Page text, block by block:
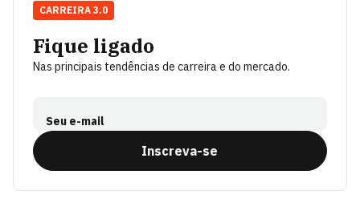
Fique ligado
Nas principais tendências de carreira e do mercado.
Seu e-mail
Inscreva-se
CARREIRA 3.0